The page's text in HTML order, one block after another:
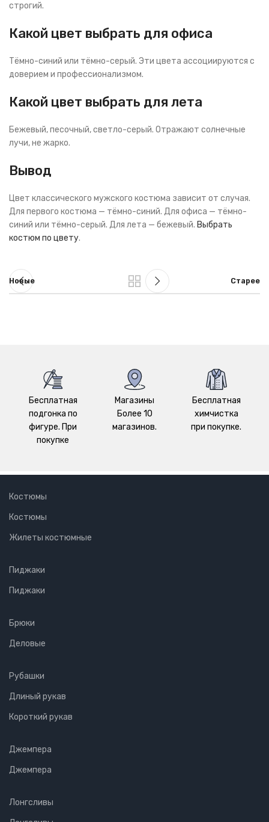
строгий.
Какой цвет выбрать для офиса
Тёмно-синий или тёмно-серый. Эти цвета ассоциируются с
доверием и профессионализмом.
Какой цвет выбрать для лета
Бежевый, песочный, светло-серый. Отражают солнечные
лучи, не жарко.
Вывод
Цвет классического мужского костюма зависит от случая.
Для первого костюма — тёмно-синий. Для офиса — тёмно-
синий или тёмно-серый. Для лета — бежевый. Выбрать
костюм по цвету.
Новые Старее
Бесплатная
подгонка по
фигуре. При
покупке
Магазины
Более 10
магазинов.
Бесплатная
химчистка
при покупке.
Костюмы
Костюмы
Жилеты костюмные
Пиджаки
Пиджаки
Брюки
Деловые
Рубашки
Длиный рукав
Короткий рукав
Джемпера
Джемпера
Лонгсливы